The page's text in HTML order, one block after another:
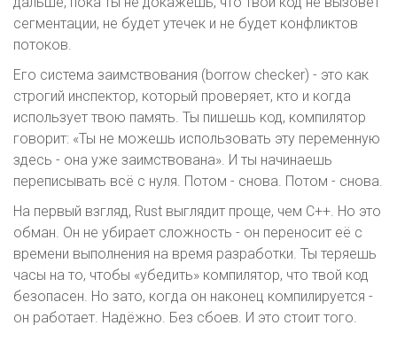
сегментации, не будет утечек и не будет конфликтов
потоков.
Его система заимствования (borrow checker) - это как
строгий инспектор, который проверяет, кто и когда
использует твою память. Ты пишешь код, компилятор
говорит: «Ты не можешь использовать эту переменную
здесь - она уже заимствована». И ты начинаешь
переписывать всё с нуля. Потом - снова. Потом - снова.
На первый взгляд, Rust выглядит проще, чем C++. Но это
обман. Он не убирает сложность - он переносит её с
времени выполнения на время разработки. Ты теряешь
часы на то, чтобы «убедить» компилятор, что твой код
безопасен. Но зато, когда он наконец компилируется -
он работает. Надёжно. Без сбоев. И это стоит того.